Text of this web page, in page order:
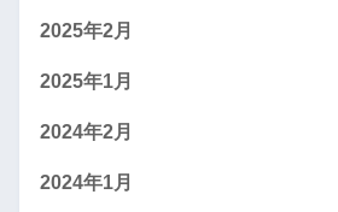
2025年2月
2025年1月
2024年2月
2024年1月